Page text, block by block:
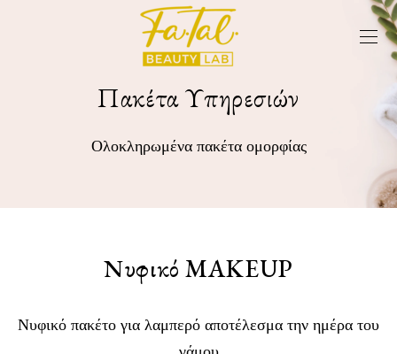
Πακέτα Υπηρεσιών
Ολοκληρωμένα πακέτα ομορφίας
Νυφικό MAKEUP
Νυφικό πακέτο για λαμπερό αποτέλεσμα την ημέρα του